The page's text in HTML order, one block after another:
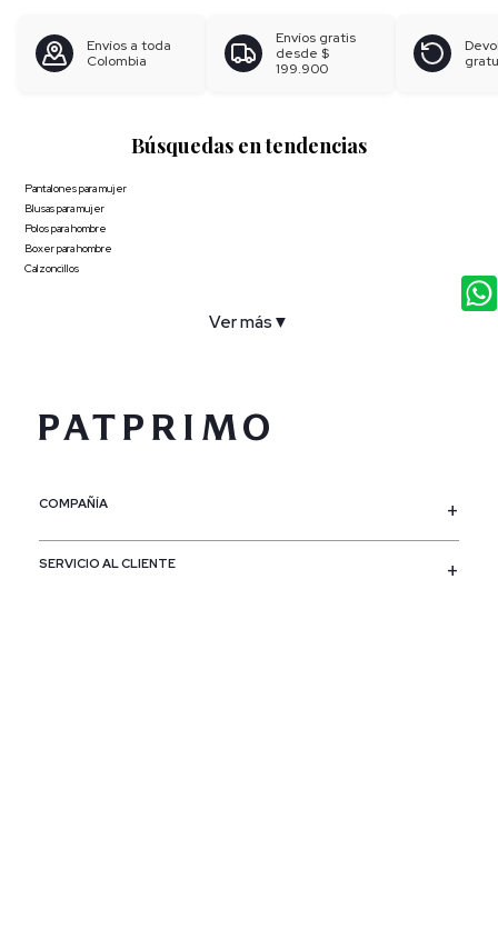
Envíos a toda
Colombia
Envíos gratis
desde $
199.900
Búsquedas en tendencias
Pantalones para mujer
Blusas para mujer
Polos para hombre
Boxer para hombre
Calzoncillos
Ver más ▼
COMPAÑÍA
SERVICIO AL CLIENTE